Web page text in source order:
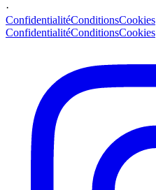
·
ConfidentialitéConditionsCookies
ConfidentialitéConditionsCookies